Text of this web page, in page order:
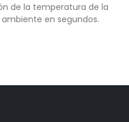
de la temperatura de la
en segundos.